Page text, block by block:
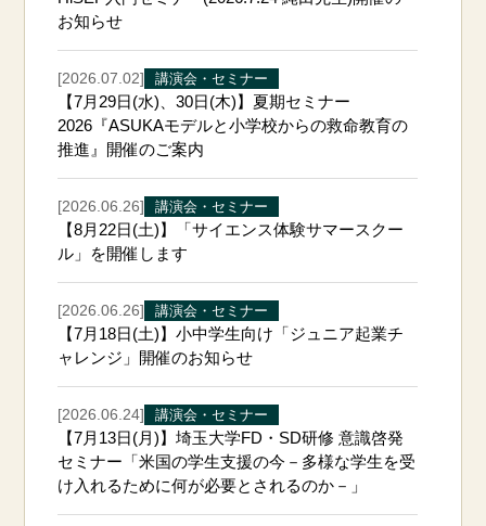
お知らせ
[2026.07.02] 講演会・セミナー
【7月29日(水)、30日(木)】夏期セミナー
2026『ASUKAモデルと小学校からの救命教育の
推進』開催のご案内
[2026.06.26] 講演会・セミナー
【8月22日(土)】「サイエンス体験サマースクー
ル」を開催します
[2026.06.26] 講演会・セミナー
【7月18日(土)】小中学生向け「ジュニア起業チ
ャレンジ」開催のお知らせ
[2026.06.24] 講演会・セミナー
【7月13日(月)】埼玉大学FD・SD研修 意識啓発
セミナー「米国の学生支援の今－多様な学生を受
け入れるために何が必要とされるのか－」